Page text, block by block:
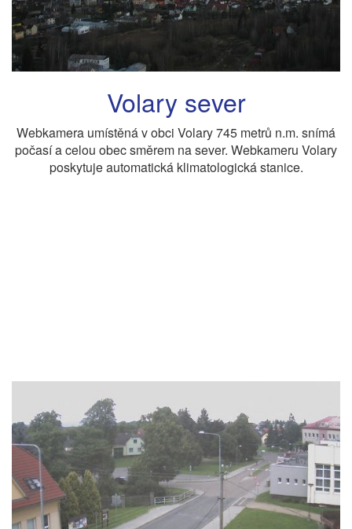
Volary sever
Webkamera umístěná v obci Volary 745 metrů n.m. snímá
počasí a celou obec směrem na sever. Webkameru Volary
poskytuje automatická klimatologická stanice.